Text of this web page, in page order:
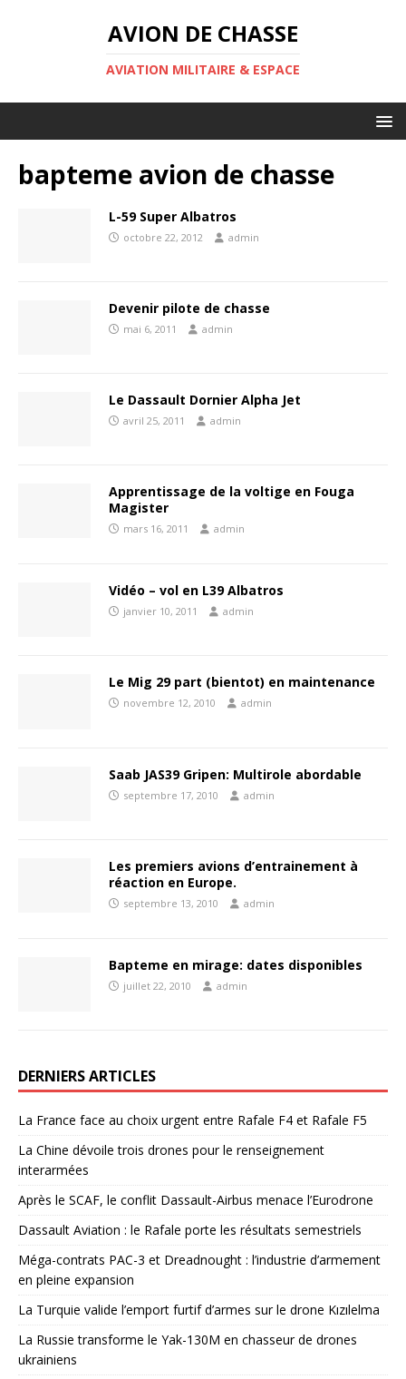
AVION DE CHASSE
AVIATION MILITAIRE & ESPACE
bapteme avion de chasse
L-59 Super Albatros
octobre 22, 2012 admin
Devenir pilote de chasse
mai 6, 2011 admin
Le Dassault Dornier Alpha Jet
avril 25, 2011 admin
Apprentissage de la voltige en Fouga
Magister
mars 16, 2011 admin
Vidéo – vol en L39 Albatros
janvier 10, 2011 admin
Le Mig 29 part (bientot) en maintenance
novembre 12, 2010 admin
Saab JAS39 Gripen: Multirole abordable
septembre 17, 2010 admin
Les premiers avions d’entrainement à
réaction en Europe.
septembre 13, 2010 admin
Bapteme en mirage: dates disponibles
juillet 22, 2010 admin
DERNIERS ARTICLES
La France face au choix urgent entre Rafale F4 et Rafale F5
La Chine dévoile trois drones pour le renseignement
interarmées
Après le SCAF, le conflit Dassault-Airbus menace l’Eurodrone
Dassault Aviation : le Rafale porte les résultats semestriels
Méga-contrats PAC-3 et Dreadnought : l’industrie d’armement
en pleine expansion
La Turquie valide l’emport furtif d’armes sur le drone Kızılelma
La Russie transforme le Yak-130M en chasseur de drones
ukrainiens